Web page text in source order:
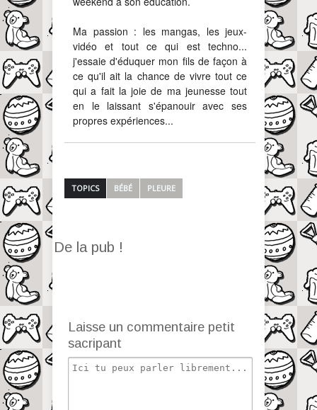
Ma passion : les mangas, les jeux-
vidéo et tout ce qui est techno...
j'essaie d'éduquer mon fils de façon à
ce qu'il ait la chance de vivre tout ce
qui a fait la joie de ma jeunesse tout
en le laissant s'épanouir avec ses
propres expériences...
TOPICS BÉBÉ PLEURE
De la pub !
Laisse un commentaire petit
sacripant